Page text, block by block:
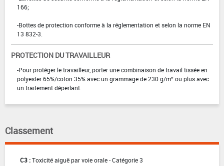
166;
-Bottes de protection conforme à la réglementation et selon la norme EN
13 832-3.
PROTECTION DU TRAVAILLEUR
-Pour protéger le travailleur, porter une combinaison de travail tissée en
polyester 65%/coton 35% avec un grammage de 230 g/m² ou plus avec
un traitement déperlant.
Classement
C3 :Toxicité aiguë par voie orale - Catégorie 3